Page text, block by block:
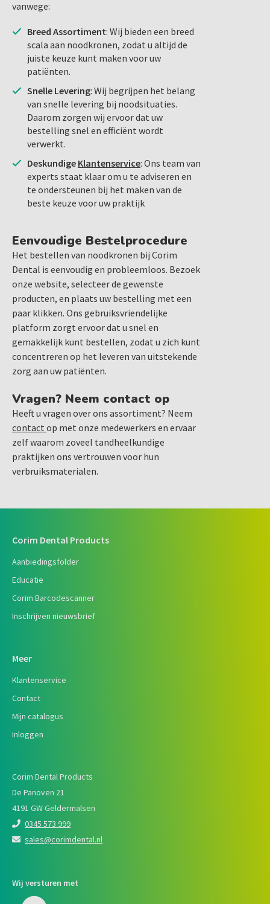
vanwege:
Breed Assortiment: Wij bieden een breed
scala aan noodkronen, zodat u altijd de
juiste keuze kunt maken voor uw
patiënten.
Snelle Levering: Wij begrijpen het belang
van snelle levering bij noodsituaties.
Daarom zorgen wij ervoor dat uw
bestelling snel en efficiënt wordt
verwerkt.
Deskundige Klantenservice: Ons team van
experts staat klaar om u te adviseren en
te ondersteunen bij het maken van de
beste keuze voor uw praktijk
Eenvoudige Bestelprocedure
Het bestellen van noodkronen bij Corim
Dental is eenvoudig en probleemloos. Bezoek
onze website, selecteer de gewenste
producten, en plaats uw bestelling met een
paar klikken. Ons gebruiksvriendelijke
platform zorgt ervoor dat u snel en
gemakkelijk kunt bestellen, zodat u zich kunt
concentreren op het leveren van uitstekende
zorg aan uw patiënten.
Vragen? Neem contact op
Heeft u vragen over ons assortiment? Neem
contact op met onze medewerkers en ervaar
zelf waarom zoveel tandheelkundige
praktijken ons vertrouwen voor hun
verbruiksmaterialen.
Corim Dental Products
Aanbiedingsfolder
Educatie
Corim Barcodescanner
Inschrijven nieuwsbrief
Meer
Klantenservice
Contact
Mijn catalogus
Inloggen
Corim Dental Products
De Panoven 21
4191 GW Geldermalsen
0345 573 999
sales@corimdental.nl
Wij versturen met